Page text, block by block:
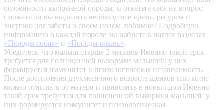
особенности выбранной породы, и ответьте себе на вопрос:
сможете ли вы выделить необходимое время, ресурсы и
энергию для заботы о своем новом любимце? Подробную
информацию о каждой породе вы найдете в наших разделах
«Породы собак» и «Породы кошек».
Убедитесь, что малыш старше 2 месяцев Именно такой срок
требуется для полноценной выкормки малышей: у них
формируется иммунитет и психологическая независимость.
После достижения двухмесячного возраста щенков или котят
можно отнимать от матери и привозить в новый дом.Именно
такой срок требуется для полноценной выкормки малышей: у
них формируется иммунитет и психологическая